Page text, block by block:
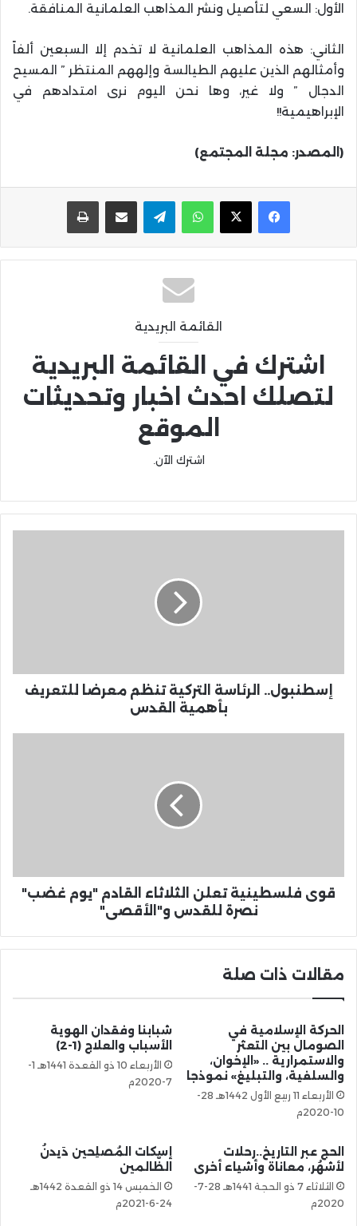
الأول: السعي لتأصيل ونشر المذاهب العلمانية المنافقة.
الثاني: هذه المذاهب العلمانية لا تخدم إلا السبعين ألفاً
وأمثالهم الذين عليهم الطيالسة وإلههم المنتظر ” المسيح
الدجال ” ولا غير، وها نحن اليوم نرى امتدادهم في
الإبراهيمية!!
(المصدر: مجلة المجتمع)
واتساب تيلقرام مشاركة عبر البريد
القائمة البريدية
اشترك في القائمة البريدية
لتصلك احدث اخبار وتحديثات
الموقع
اشترك الآن.
إسطنبول.. الرئاسة التركية تنظم معرضا للتعريف
بأهمية القدس
قوى فلسطينية تعلن الثلاثاء القادم "يوم غضب"
نصرة للقدس و"الأقصى"
مقالات ذات صلة
الحركة الإسلامية في
الصومال بين التعثر
والاستمرارية .. «الإخوان،
والسلفية، والتبليغ» نموذجا
الأربعاء 11 ربيع الأول 1442هـ 28-
10-2020م
شبابنا وفقدان الهوية
الأسباب والعلاج (1-2)
الأربعاء 10 ذو القعدة 1441هـ 1-
7-2020م
الحج عبر التاريخ..رحلات
لأشهُر، معاناة وأشياء أخرى
الثلاثاء 7 ذو الحجة 1441هـ 28-7-
2020م
إسكات المُصلِحين دَيدنُ
الظّالمين
الخميس 14 ذو القعدة 1442هـ
24-6-2021م